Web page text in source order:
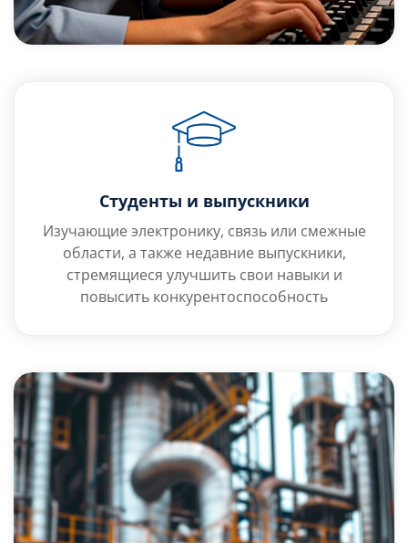
Студенты и выпускники
Изучающие электронику, связь или смежные
области, а также недавние выпускники,
стремящиеся улучшить свои навыки и
повысить конкурентоспособность